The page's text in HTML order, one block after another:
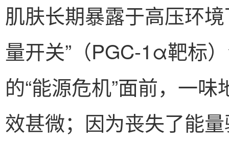
肌肤长期暴露于高压环
量开关”（PGC-1α靶标
的“能源危机”面前，一
效甚微；因为丧失了能